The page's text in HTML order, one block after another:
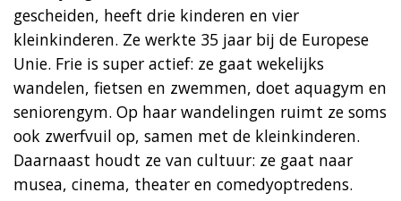
gescheiden, heeft drie kinderen en vier
kleinkinderen. Ze werkte 35 jaar bij de Europese
Unie. Frie is super actief: ze gaat wekelijks
wandelen, fietsen en zwemmen, doet aquagym en
seniorengym. Op haar wandelingen ruimt ze soms
ook zwerfvuil op, samen met de kleinkinderen.
Daarnaast houdt ze van cultuur: ze gaat naar
musea, cinema, theater en comedyoptredens.